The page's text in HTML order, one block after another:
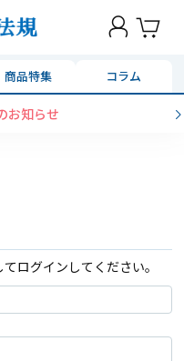
商品特集 コラム
お知らせ
ログインしてください。